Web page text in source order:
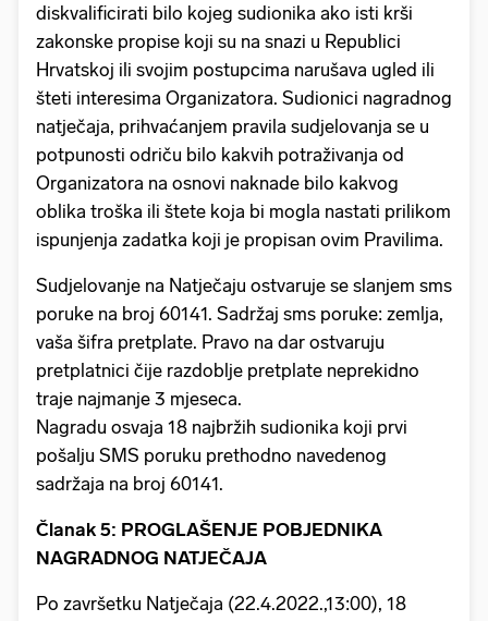
diskvalificirati bilo kojeg sudionika ako isti krši
zakonske propise koji su na snazi u Republici
Hrvatskoj ili svojim postupcima narušava ugled ili
šteti interesima Organizatora. Sudionici nagradnog
natječaja, prihvaćanjem pravila sudjelovanja se u
potpunosti odriču bilo kakvih potraživanja od
Organizatora na osnovi naknade bilo kakvog
oblika troška ili štete koja bi mogla nastati prilikom
ispunjenja zadatka koji je propisan ovim Pravilima.
Sudjelovanje na Natječaju ostvaruje se slanjem sms
poruke na broj 60141. Sadržaj sms poruke: zemlja,
vaša šifra pretplate. Pravo na dar ostvaruju
pretplatnici čije razdoblje pretplate neprekidno
traje najmanje 3 mjeseca.
Nagradu osvaja 18 najbržih sudionika koji prvi
pošalju SMS poruku prethodno navedenog
sadržaja na broj 60141.
Članak 5: PROGLAŠENJE POBJEDNIKA
NAGRADNOG NATJEČAJA
Po završetku Natječaja (22.4.2022.,13:00), 18